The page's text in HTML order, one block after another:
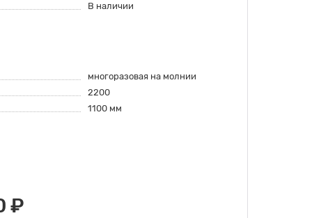
В наличии
многоразовая на молнии
2200
1100 мм
₽